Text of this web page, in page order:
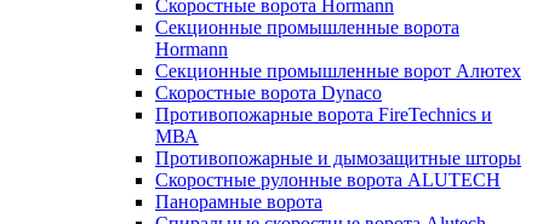
Скоростные ворота Hormann
Секционные промышленные ворота
Hormann
Секционные промышленные ворот Алютех
Скоростные ворота Dynaco
Противопожарные ворота FireTechnics и
МВА
Противопожарные и дымозащитные шторы
Скоростные рулонные ворота ALUTECH
Панорамные ворота